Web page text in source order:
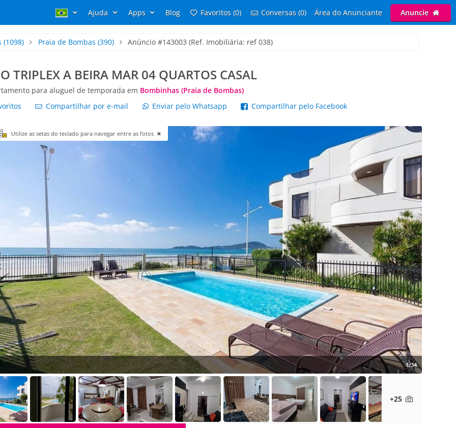
Ajuda Apps Blog Favoritos (0) Conversas (0) Área do Anunciante Anuncie
(1098) Praia de Bombas (390) Anúncio #143003 (Ref. Imobiliária: ref 038)
TRIPLEX A BEIRA MAR 04 QUARTOS CASAL
para aluguel de temporada em Bombinhas (Praia de Bombas)
Compartilhar por e-mail Enviar pelo Whatsapp Compartilhar pelo Facebook
Utilize as setas do teclado para navegar entre as fotos
1/34
+25